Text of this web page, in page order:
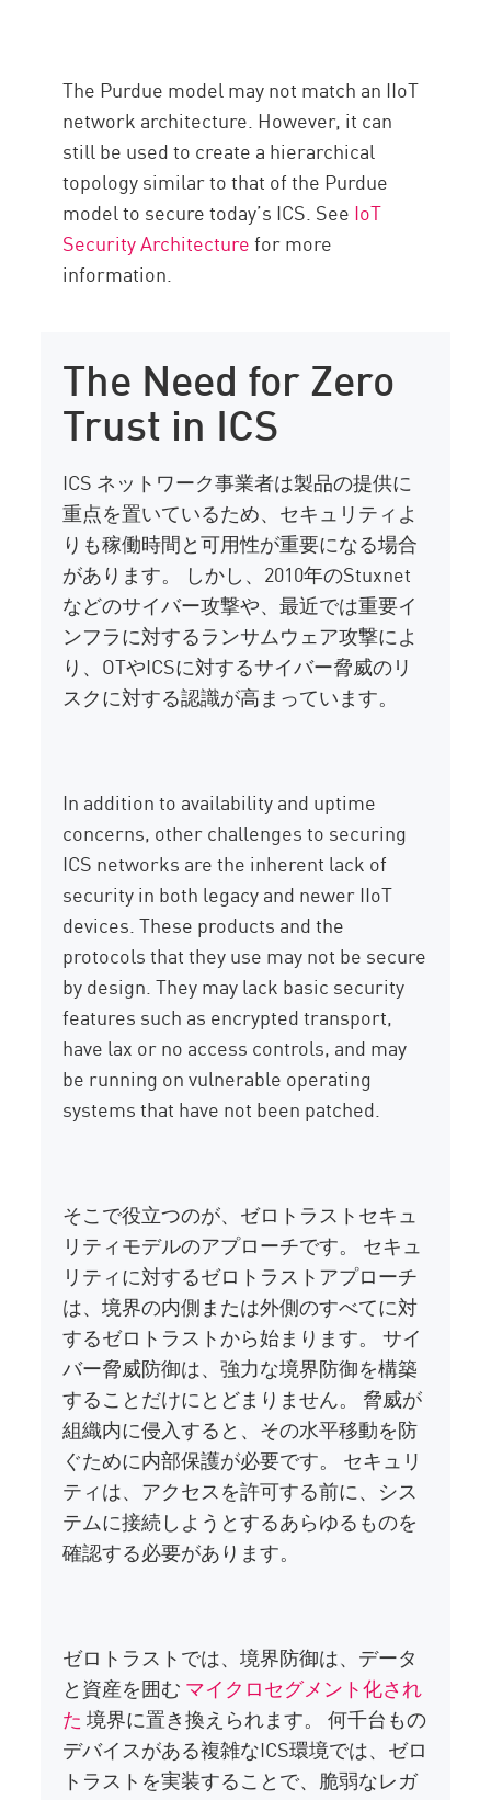
The Purdue model may not match an IIoT
network architecture. However, it can
still be used to create a hierarchical
topology similar to that of the Purdue
model to secure today’s ICS. See IoT
Security Architecturefor more
information.
The Need for Zero
Trust in ICS
ICS ネットワーク事業者は製品の提供に
重点を置いているため、セキュリティよ
りも稼働時間と可用性が重要になる場合
があります。 しかし、2010年のStuxnet
などのサイバー攻撃や、最近では重要イ
ンフラに対するランサムウェア攻撃によ
り、OTやICSに対するサイバー脅威のリ
スクに対する認識が高まっています。
In addition to availability and uptime
concerns, other challenges to securing
ICS networks are the inherent lack of
security in both legacy and newer IIoT
devices. These products and the
protocols that they use may not be secure
by design. They may lack basic security
features such as encrypted transport,
have lax or no access controls, and may
be running on vulnerable operating
systems that have not been patched.
そこで役立つのが、ゼロトラストセキュ
リティモデルのアプローチです。 セキュ
リティに対するゼロトラストアプローチ
は、境界の内側または外側のすべてに対
するゼロトラストから始まります。 サイ
バー脅威防御は、強力な境界防御を構築
することだけにとどまりません。 脅威が
組織内に侵入すると、その水平移動を防
ぐために内部保護が必要です。 セキュリ
ティは、アクセスを許可する前に、シス
テムに接続しようとするあらゆるものを
確認する必要があります。
ゼロトラストでは、境界防御は、データ
と資産を囲む マイクロセグメント化され
た 境界に置き換えられます。 何千台もの
デバイスがある複雑なICS環境では、ゼロ
トラストを実装することで、脆弱なレガ